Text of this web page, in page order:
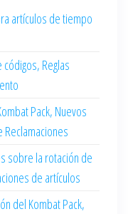
artículos de tiempo
Reglas
Pack, Nuevos
Reclamaciones
sobre la rotación de
de artículos
del Kombat Pack,